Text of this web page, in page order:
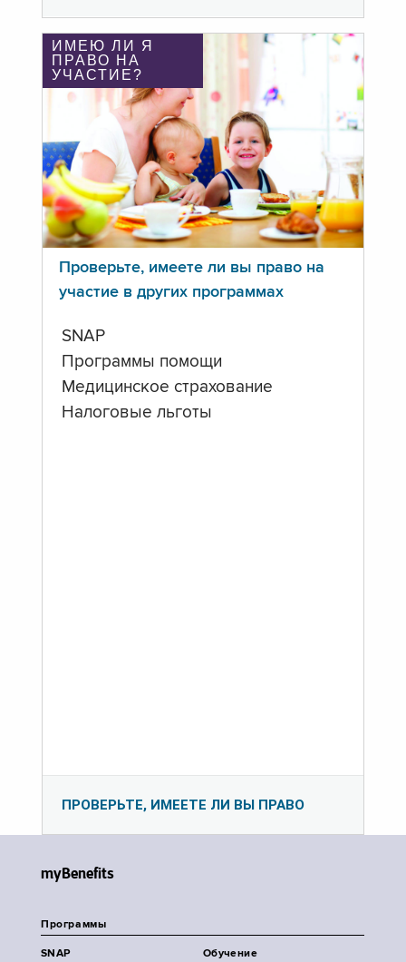
ИМЕЮ ЛИ Я
ПРАВО НА
УЧАСТИЕ?
Проверьте, имеете ли вы право на
участие в других программах
SNAP
Программы помощи
Медицинское страхование
Налоговые льготы
ПРОВЕРЬТЕ, ИМЕЕТЕ ЛИ ВЫ ПРАВО
myBenefits
Программы
SNAP
Обучение